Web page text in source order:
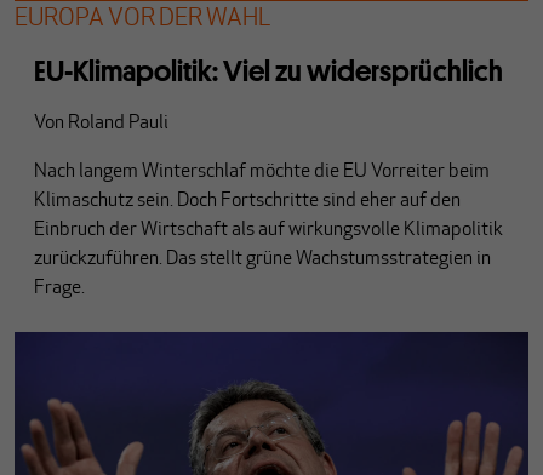
EUROPA VOR DER WAHL
EU-Klimapolitik: Viel zu widersprüchlich
Von Roland Pauli
Nach langem Winterschlaf möchte die EU Vorreiter beim
Klimaschutz sein. Doch Fortschritte sind eher auf den
Einbruch der Wirtschaft als auf wirkungsvolle Klimapolitik
zurückzuführen. Das stellt grüne Wachstumsstrategien in
Frage.